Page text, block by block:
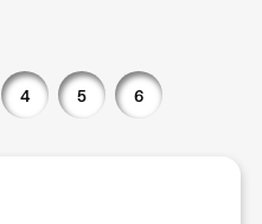
4 5 6